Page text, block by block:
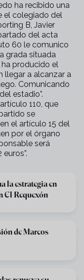
ha recibido una
el colegiado del
B, Javier
del acta
60 le comunico
grada situada
producido el
llegar a alcanzar a
Comunicando
estadio”.
110, que
se
el artículo 15 del
por el órgano
será
la estrategia en
El Requexón
de Marcos